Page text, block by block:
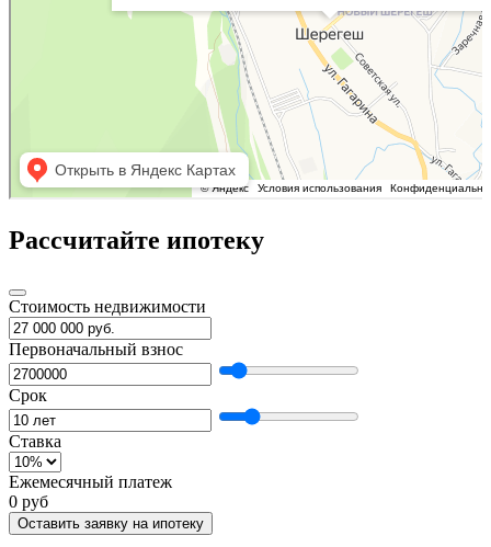
Рассчитайте ипотеку
Стоимость недвижимости
Первоначальный взнос
Срок
Ставка
Ежемесячный платеж
0 руб
Оставить заявку на ипотеку